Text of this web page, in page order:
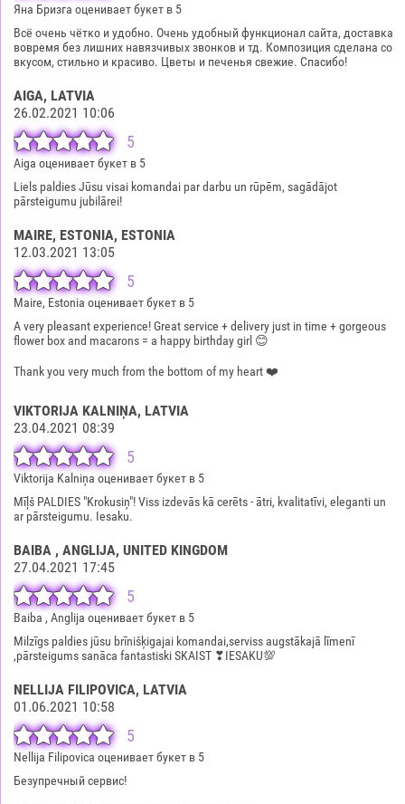
Яна Бризга оценивает букет в 5
Всё очень чётко и удобно. Очень удобный функционал сайта, доставка
вовремя без лишних навязчивых звонков и тд. Композиция сделана со
вкусом, стильно и красиво. Цветы и печенья свежие. Спасибо!
AIGA, LATVIA
26.02.2021 10:06
5
Aiga оценивает букет в 5
Liels paldies Jūsu visai komandai par darbu un rūpēm, sagādājot
pārsteigumu jubilārei!
MAIRE, ESTONIA, ESTONIA
12.03.2021 13:05
5
Maire, Estonia оценивает букет в 5
A very pleasant experience! Great service + delivery just in time + gorgeous
flower box and macarons = a happy birthday girl 😊
Thank you very much from the bottom of my heart ❤️
VIKTORIJA KALNIŅA, LATVIA
23.04.2021 08:39
5
Viktorija Kalniņa оценивает букет в 5
Mīļš PALDIES "Krokusiņ"! Viss izdevās kā cerēts - ātri, kvalitatīvi, eleganti un
ar pārsteigumu. Iesaku.
BAIBA , ANGLIJA, UNITED KINGDOM
27.04.2021 17:45
5
Baiba , Anglija оценивает букет в 5
Milzīgs paldies jūsu brīnišķigajai komandai,serviss augstākajā līmenī
,pārsteigums sanāca fantastiski SKAIST ❣IESAKU💯
NELLIJA FILIPOVICA, LATVIA
01.06.2021 10:58
5
Nellija Filipovica оценивает букет в 5
Безупречный сервис!